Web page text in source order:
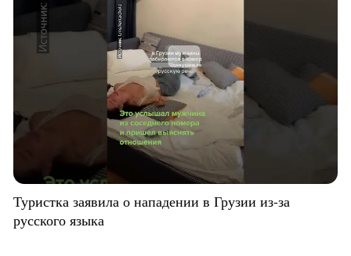
Туристка заявила о нападении в Грузии из-за
русского языка